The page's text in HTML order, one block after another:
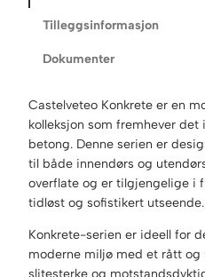
Tilleggsinformasjon
Dokumenter
Castelveteo Konkrete er en
kolleksjon som fremhever
betong. Denne serien er
til både innendørs og
overflate og er tilgjengelige i
tidløst og sofistikert utseende.
Konkrete-serien er ideell for
moderne miljø med et rått og